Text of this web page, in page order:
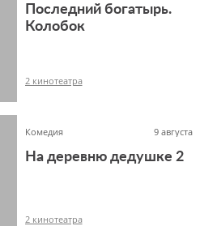
Последний богатырь.
Колобок
2 кинотеатра
Комедия 9 августа
На деревню дедушке 2
2 кинотеатра